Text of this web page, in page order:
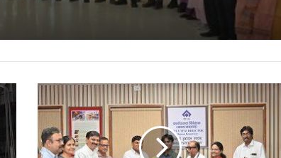
‘सुरक्षा-2026’ इन-प्लांट सेफ्टी सर्किल प्रतियोगिता
बीएमडीसी, सेक्टर-7 में ‘मिशन लक्ष्मी’ के तहत
स्वास्थ्य परीक्षण शिविर का आयोजन…
भिलाई
इस्पात
द्वारा
सीबीएसई